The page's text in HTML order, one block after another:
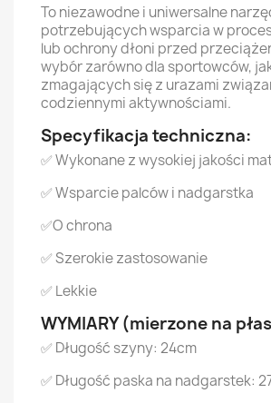
To niezawodne i uniwersalne
potrzebujących wsparcia w
lub ochrony dłoni przed
wybór zarówno dla sportowców,
zmagających się z urazami
codziennymi aktywnościami.
Specyfikacja techniczna:
✅ Wykonane z wysokiej jakości
✅ Wsparcie palców i nadgarstka
✅O chrona
✅ Szerokie zastosowanie
✅ Lekkie
WYMIARY (mierzone na
✅ Długość szyny: 24cm
✅ Długość paska na nadgarstek: